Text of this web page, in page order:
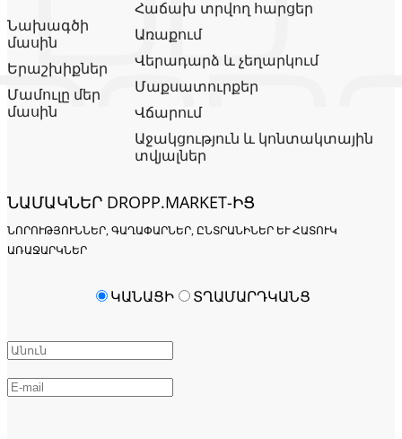
Նախագծի
մասին
Երաշխիքներ
Մամուլը մեր
մասին
Հաճախ տրվող հարցեր
Առաքում
Վերադարձ և չեղարկում
Մաքսատուրքեր
Վճարում
Աջակցություն և կոնտակտային
տվյալներ
ՆԱՄԱԿՆԵՐ DROPP.MARKET-ԻՑ
ՆՈՐՈՒԹՅՈՒՆՆԵՐ, ԳԱՂԱՓԱՐՆԵՐ, ԸՆՏՐԱՆԻՆԵՐ ԵՒ ՀԱՏՈՒԿ Ա
ՌԱՋԱՐԿՆԵՐ
ԿԱՆԱՑԻ ՏՂԱՄԱՐԴԿԱՆՑ